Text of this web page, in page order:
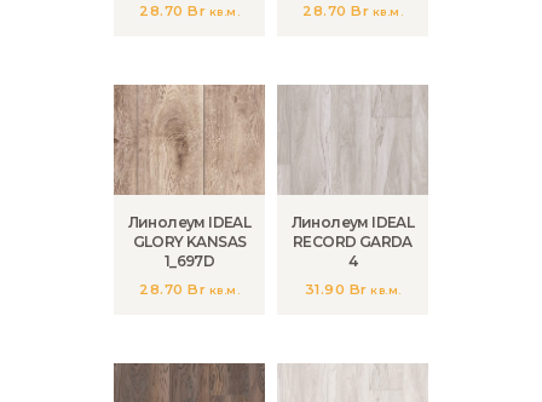
28.70 Br кв.м. 28.70 Br кв.м.
Линолеум IDEAL
GLORY KANSAS
1_697D
28.70 Br кв.м.
Линолеум IDEAL
RECORD GARDA
4
31.90 Br кв.м.